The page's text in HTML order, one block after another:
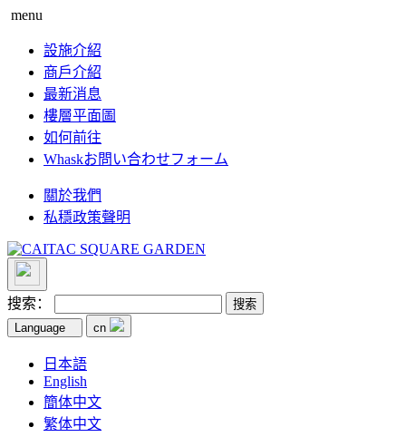
menu
設施介紹
商戶介紹
最新消息
樓層平面圖
如何前往
Whaskお問い合わせフォーム
關於我們
私穩政策聲明
搜索：
Language cn
日本語
English
簡体中文
繁体中文